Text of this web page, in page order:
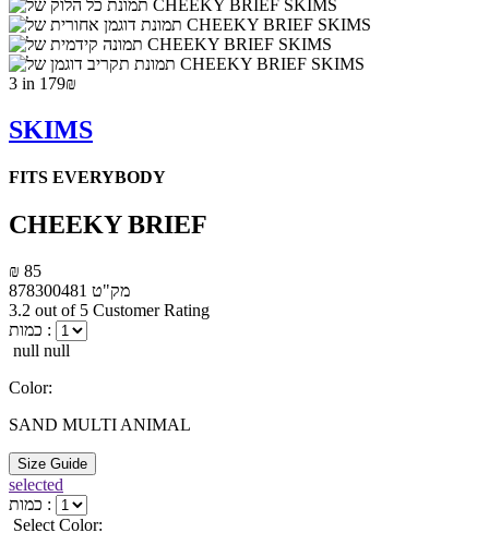
3 in 179₪
SKIMS
FITS EVERYBODY
CHEEKY BRIEF
₪ 85
מק"ט 878300481
3.2 out of 5 Customer Rating
כמות :
null null
Color:
SAND MULTI ANIMAL
Size Guide
selected
כמות :
Select Color: